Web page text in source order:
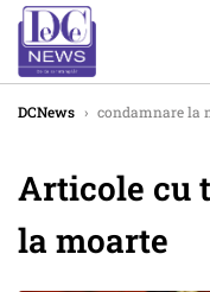
DCNews › condamnare la
Articole cu
la moarte